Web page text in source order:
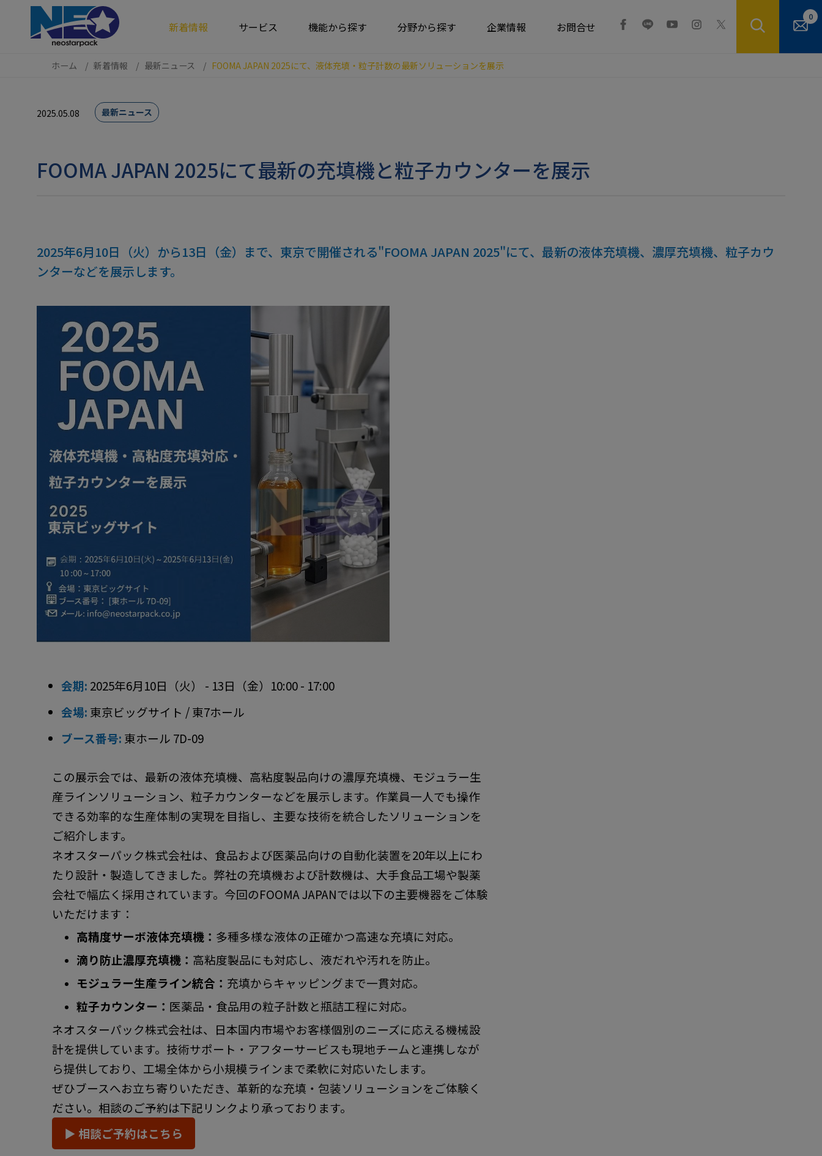
新着情報 サービス 機能から探す 分野から探す 企業情報 お問合せ
0
ホーム 新着情報 最新ニュース FOOMA JAPAN 2025にて、液体充填・粒子計数の最新ソリューションを展示
2025.05.08 最新ニュース
FOOMA JAPAN 2025にて最新の充填機と粒子カウンターを展示
2025年6月10日（火）から13日（金）まで、東京で開催される"FOOMA JAPAN 2025"にて、最新の液体充填機、濃厚充填機、粒子カウ
ンターなどを展示します。
会期: 2025年6月10日（火） - 13日（金）10:00 - 17:00
会場: 東京ビッグサイト / 東7ホール
ブース番号: 東ホール 7D-09
この展示会では、最新の液体充填機、高粘度製品向けの濃厚充填機、モジュラー生
産ラインソリューション、粒子カウンターなどを展示します。作業員一人でも操作
できる効率的な生産体制の実現を目指し、主要な技術を統合したソリューションを
ご紹介します。
ネオスターパック株式会社は、食品および医薬品向けの自動化装置を20年以上にわ
たり設計・製造してきました。弊社の充填機および計数機は、大手食品工場や製薬
会社で幅広く採用されています。今回のFOOMA JAPANでは以下の主要機器をご体験
いただけます：
高精度サーボ液体充填機 ： 多種多様な液体の正確かつ高速な充填に対応。
滴り防止濃厚充填機 ： 高粘度製品にも対応し、液だれや汚れを防止。
モジュラー生産ライン統合： 充填からキャッピングまで一貫対応。
粒子カウンター ： 医薬品・食品用の粒子計数と瓶詰工程に対応。
ネオスターパック株式会社は、日本国内市場やお客様個別のニーズに応える機械設
計を提供しています。技術サポート・アフターサービスも現地チームと連携しなが
ら提供しており、工場全体から小規模ラインまで柔軟に対応いたします。
ぜひブースへお立ち寄りいただき、革新的な充填・包装ソリューションをご体験く
ださい。相談のご予約は下記リンクより承っております。
▶ 相談ご予約はこちら
クッキー利用の管理について